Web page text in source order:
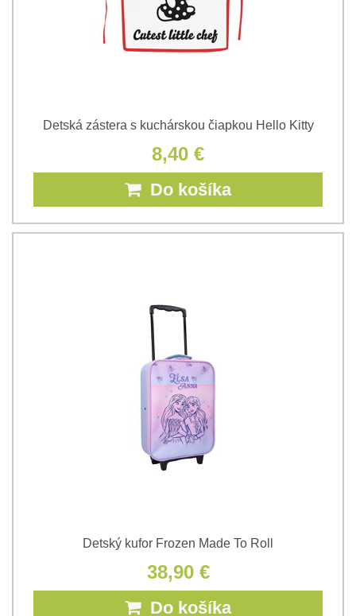
Detská zástera s kuchárskou čiapkou Hello Kitty
8,40 €
Do košíka
Detský kufor Frozen Made To Roll
38,90 €
Do košíka